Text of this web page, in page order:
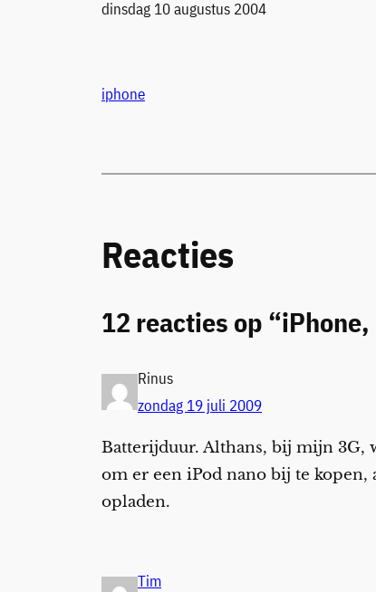
Datum
dinsdag 10 augustus 2004
iphone
Reacties
12 reacties op
Rinus
zondag 19 juli 2009
Batterijduur. Althans, bij mijn 3G,
om er een iPod nano bij te kopen,
opladen.
Tim